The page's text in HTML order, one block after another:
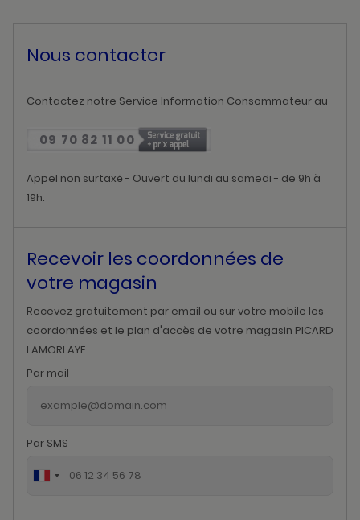
Nous contacter
Contactez notre Service Information Consommateur au
09 70 82 11 00
Appel non surtaxé - Ouvert du lundi au samedi - de 9h à
19h.
Recevoir les coordonnées de
votre magasin
Recevez gratuitement par email ou sur votre mobile les
coordonnées et le plan d'accès de votre magasin PICARD
LAMORLAYE.
Par mail
Par SMS